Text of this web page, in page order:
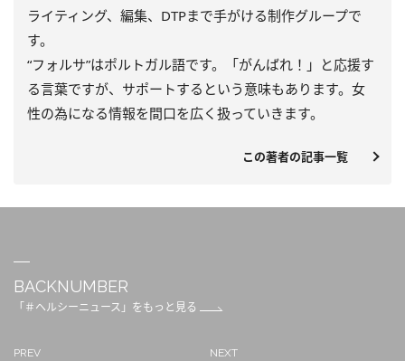
ライティング、編集、DTPまで手がける制作グループで
す。
“フォルサ”はポルトガル語です。「がんばれ！」と応援す
る言葉ですが、サポートするという意味もあります。女
性の為になる情報を間口を広く扱っていきます。
この著者の記事一覧
BACKNUMBER
「＃ヘルシーニュース」をもっと見る
PREV NEXT